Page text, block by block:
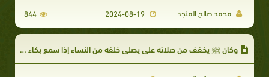
محمد صالح المنجد 2024-08-19
844
وكان ﷺ يخفف من صلاته علي يصلي خلفه من النساء إذا سمع بكاء صبي